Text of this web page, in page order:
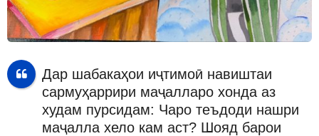
Дар шабакаҳои иҷтимоӣ навиштаи
сармуҳаррири маҷалларо хонда аз
худам пурсидам: Чаро теъдоди нашри
маҷалла хело кам аст? Шояд барои